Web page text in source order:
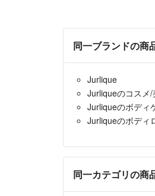
同一ブランドの商
Jurlique
Jurliqueのコスメ/
Jurliqueのボディ
Jurliqueのボディ
同一カテゴリの商